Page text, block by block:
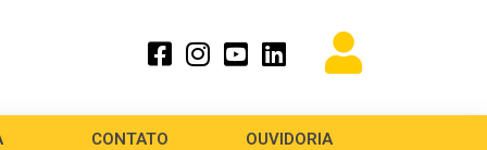
CONTATO OUVIDORIA